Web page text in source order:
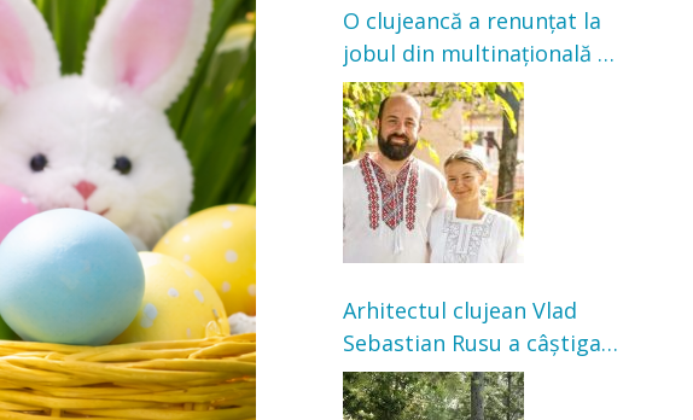
O clujeancă a renunțat la
jobul din multinațională și
s-a mutat la țară. Acum
cultivă legume în grădina
bunicilor
Arhitectul clujean Vlad
Sebastian Rusu a câștigat
concursul pentru
transformarea Grădinii